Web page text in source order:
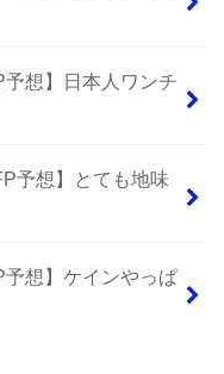
予想】日本人ワンチ
予想】とても地味
予想】ケインやっぱ